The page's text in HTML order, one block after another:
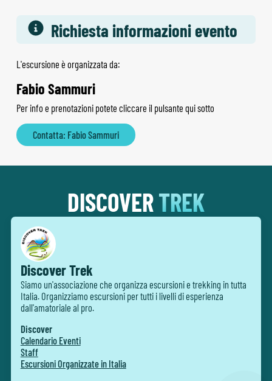
Richiesta informazioni evento
L'escursione è organizzata da:
Fabio Sammuri
Per info e prenotazioni potete cliccare il pulsante qui sotto
Contatta: Fabio Sammuri
DISCOVERTREK
Discover Trek
Siamo un'associazione che organizza escursioni e trekking in tutta
Italia. Organizziamo escursioni per tutti i livelli di esperienza
dall'amatoriale al pro.
Discover
Calendario Eventi
Staff
Escursioni Organizzate in Italia